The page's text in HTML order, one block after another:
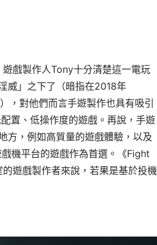
戲製作人Tony十分清楚這一電玩
威」之下了（暗指在2018年
，對他們而言手遊製作也具有吸引
置、低操作度的遊戲。再說，手遊
方，例如高質量的遊戲體驗，以及
機平台的遊戲作為首選。《Fight
遊戲製作者來說，若果是基於投機